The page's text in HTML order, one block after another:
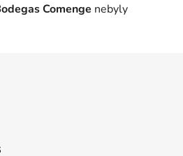
Comenge nebyly